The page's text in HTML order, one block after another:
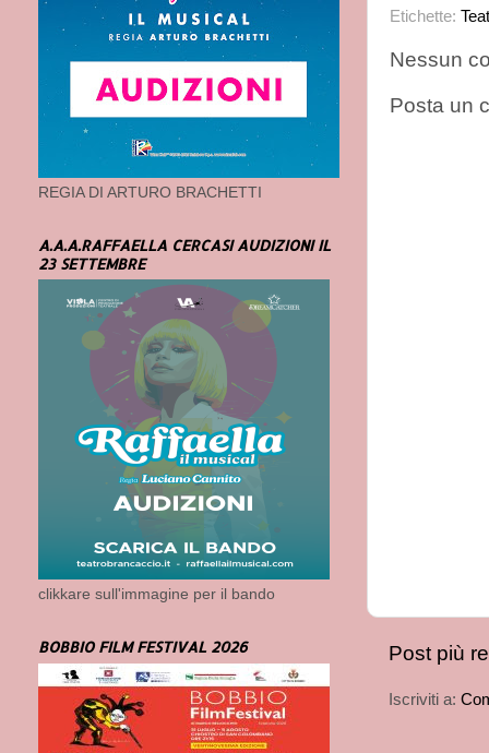
Etichette:
Nessun
Posta un
Post più
Iscriviti a:
REGIA DI ARTURO BRACHETTI
A.A.A.RAFFAELLA CERCASI AUDIZIONI IL
23 SETTEMBRE
clikkare sull'immagine per il bando
BOBBIO FILM FESTIVAL 2026